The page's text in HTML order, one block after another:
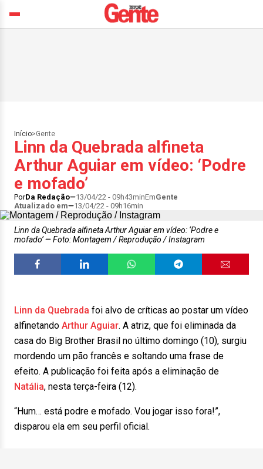
Início>Gente
Linn da Quebrada alfineta
Arthur Aguiar em vídeo: ‘Podre
e mofado’
PorDa Redação 13/04/22 - 09h43minEmGente
Atualizado em
13/04/22 - 09h16min
Linn da Quebrada alfineta Arthur Aguiar em vídeo: ‘Podre e
mofado’
Foto: Montagem / Reprodução / Instagram
Linn da Quebrada foi alvo de críticas ao postar um vídeo
alfinetando Arthur Aguiar. A atriz, que foi eliminada da
casa do Big Brother Brasil no último domingo (10), surgiu
mordendo um pão francês e soltando uma frase de
efeito. A publicação foi feita após a eliminação de
Natália, nesta terça-feira (12).
“Hum… está podre e mofado. Vou jogar isso fora!”,
disparou ela em seu perfil oficial.